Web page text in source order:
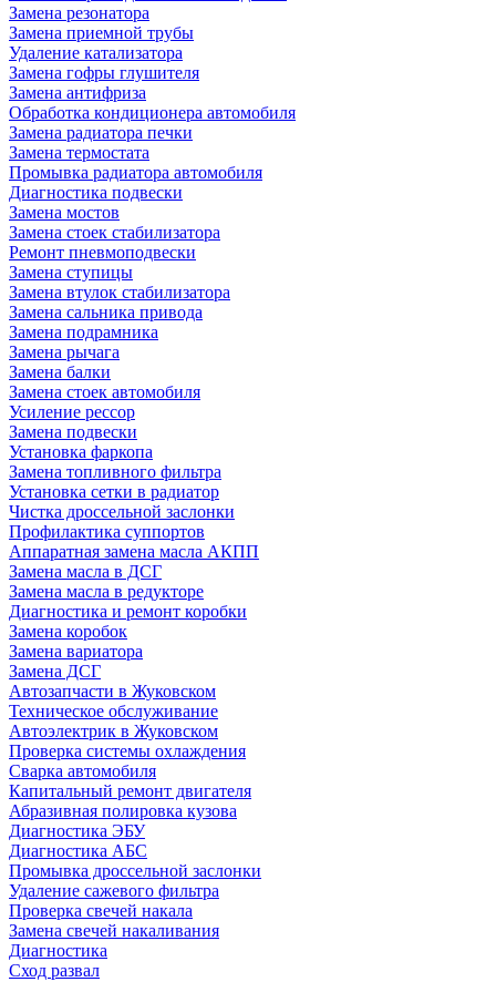
Замена резонатора
Замена приемной трубы
Удаление катализатора
Замена гофры глушителя
Замена антифриза
Обработка кондиционера автомобиля
Замена радиатора печки
Замена термостата
Промывка радиатора автомобиля
Диагностика подвески
Замена мостов
Замена стоек стабилизатора
Ремонт пневмоподвески
Замена ступицы
Замена втулок стабилизатора
Замена сальника привода
Замена подрамника
Замена рычага
Замена балки
Замена стоек автомобиля
Усиление рессор
Замена подвески
Установка фаркопа
Замена топливного фильтра
Установка сетки в радиатор
Чистка дроссельной заслонки
Профилактика суппортов
Аппаратная замена масла АКПП
Замена масла в ДСГ
Замена масла в редукторе
Диагностика и ремонт коробки
Замена коробок
Замена вариатора
Замена ДСГ
Автозапчасти в Жуковском
Техническое обслуживание
Автоэлектрик в Жуковском
Проверка системы охлаждения
Сварка автомобиля
Капитальный ремонт двигателя
Абразивная полировка кузова
Диагностика ЭБУ
Диагностика АБС
Промывка дроссельной заслонки
Удаление сажевого фильтра
Проверка свечей накала
Замена свечей накаливания
Диагностика
Сход развал